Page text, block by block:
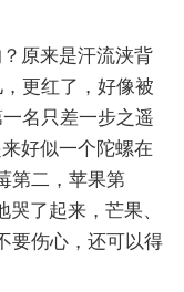
原来是汗流浃背
更红了，好像被
名只差一步之遥
好似一个陀螺在
第二，苹果第
了起来，芒果、
要伤心，还可以得